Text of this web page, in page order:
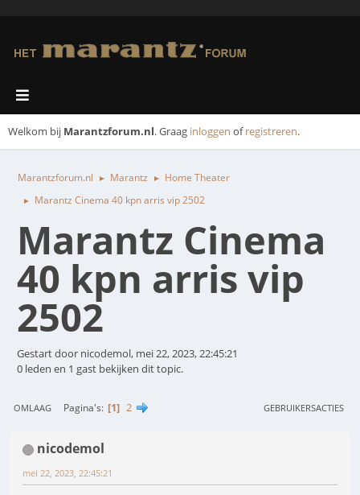
Welkom bij Marantzforum.nl. Graag inloggen ofregistreren.
Marantzforum.nl ► Marantz ► Home Theater
► Marantz Cinema 40 kpn arris vip 2502
Marantz Cinema
40 kpn arris vip
2502
Gestart door nicodemol, mei 22, 2023, 22:45:21
0 leden en 1 gast bekijken dit topic.
OMLAAG Pagina's 1 2 GEBRUIKERSACTIES
nicodemol
mei 22, 2023, 22:45:21